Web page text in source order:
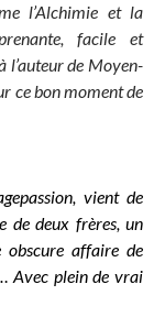
l’Alchimie et la
facile et
l’auteur de Moyen-
ce bon moment de
vient de
de deux frères, un
obscure affaire de
Avec plein de vrai